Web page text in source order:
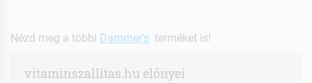
Nézd meg a többi Dammer's terméket is!
vitaminszallitas.hu előnyei